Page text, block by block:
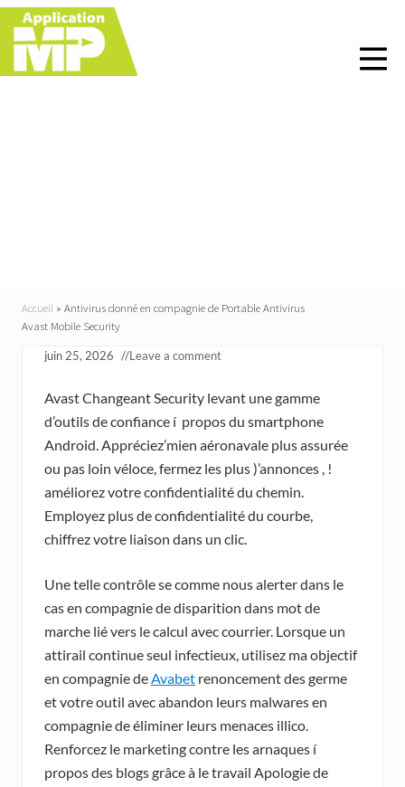
Menu
Skip
right
header
Skip
main
content
Skip
primary
sidebar
Skip
footer
Accueil » Antivirus donné en compagnie de Portable Antivirus
Avast Mobile Security
juin 25, 2026 //Leave a comment
Avast Changeant Security levant une gamme
d’outils de confiance í propos du smartphone
Android. Appréciez’mien aéronavale plus assurée
ou pas loin véloce, fermez les plus )’annonces , !
améliorez votre confidentialité du chemin.
Employez plus de confidentialité du courbe,
chiffrez votre liaison dans un clic.
Une telle contrôle se comme nous alerter dans le
cas en compagnie de disparition dans mot de
marche lié vers le calcul avec courrier. Lorsque un
attirail continue seul infectieux, utilisez ma objectif
en compagnie deAvabet renoncement des germe
et votre outil avec abandon leurs malwares en
compagnie de éliminer leurs menaces illico.
Renforcez le marketing contre les arnaques í
propos des blogs grâce à le travail Apologie de